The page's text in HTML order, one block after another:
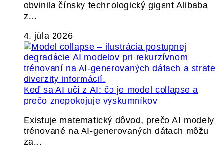
obvinila čínsky technologický gigant Alibaba
z…
4. júla 2026
Keď sa AI učí z AI: čo je model collapse a
prečo znepokojuje výskumníkov
Existuje matematický dôvod, prečo AI modely
trénované na AI-generovaných dátach môžu
za…